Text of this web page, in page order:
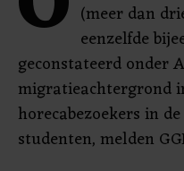
(meer dan
eenzelfde
geconstateerd onder
migratieachtergrond
horecabezoekers in
studenten, melden